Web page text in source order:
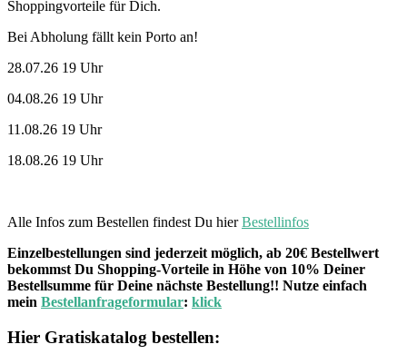
Shoppingvorteile für Dich.
Bei Abholung fällt kein Porto an!
28.07.26 19 Uhr
04.08.26 19 Uhr
11.08.26 19 Uhr
18.08.26 19 Uhr
Alle Infos zum Bestellen findest Du hierBestellinfos
Einzelbestellungen sind jederzeit möglich, ab 20€ Bestellwert
bekommst Du Shopping-Vorteile in Höhe von 10% Deiner
Bestellsumme für Deine nächste Bestellung!! Nutze einfach
mein Bestellanfrageformular: klick
Hier Gratiskatalog bestellen: